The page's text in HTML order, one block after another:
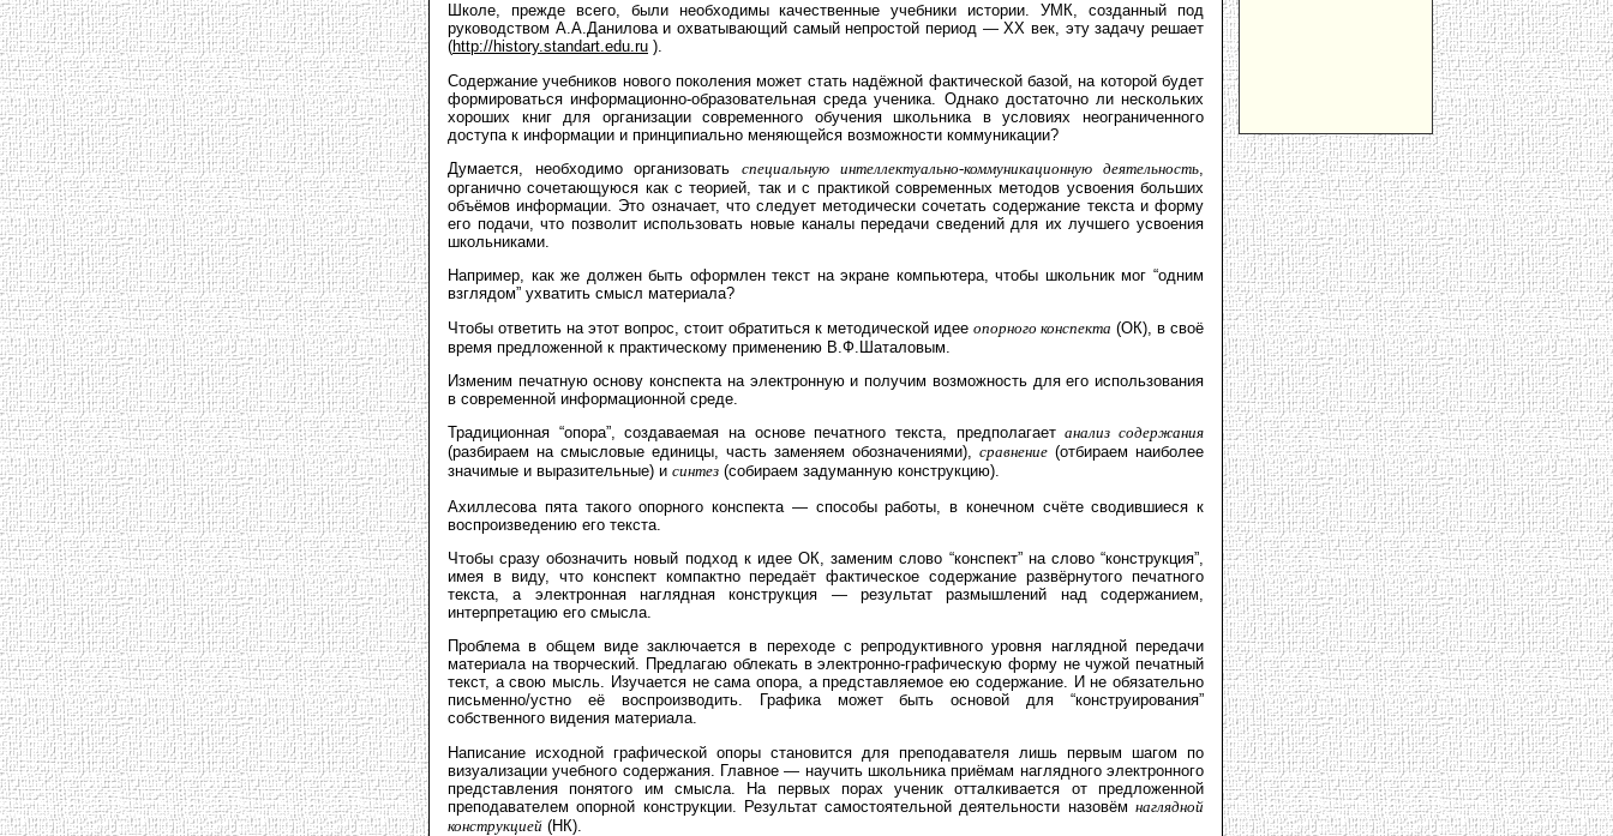
Школе, прежде всего, были необходимы качественные учебники истории. УМК, созданный под
руководством А.А.Данилова и охватывающий самый непростой период — XX век, эту задачу решает
(http://history.standart.edu.ru ).
Содержание учебников нового поколения может стать надёжной фактической базой, на которой будет
формироваться информационно-образовательная среда ученика. Однако достаточно ли нескольких
хороших книг для организации современного обучения школьника в условиях неограниченного
доступа к информации и принципиально меняющейся возможности коммуникации?
Думается, необходимо организовать специальную интеллектуально-коммуникационную деятельность,
органично сочетающуюся как с теорией, так и с практикой современных методов усвоения больших
объёмов информации. Это означает, что следует методически сочетать содержание текста и форму
его подачи, что позволит использовать новые каналы передачи сведений для их лучшего усвоения
школьниками.
Например, как же должен быть оформлен текст на экране компьютера, чтобы школьник мог “одним
взглядом” ухватить смысл материала?
Чтобы ответить на этот вопрос, стоит обратиться к методической идее опорного конспекта (ОК), в своё
время предложенной к практическому применению В.Ф.Шаталовым.
Изменим печатную основу конспекта на электронную и получим возможность для его использования
в современной информационной среде.
Традиционная “опора”, создаваемая на основе печатного текста, предполагаетанализ содержания
(разбираем на смысловые единицы, часть заменяем обозначениями), сравнение (отбираем наиболее
значимые и выразительные) и синтез (собираем задуманную конструкцию).
Ахиллесова пята такого опорного конспекта — способы работы, в конечном счёте сводившиеся к
воспроизведению его текста.
Чтобы сразу обозначить новый подход к идее ОК, заменим слово “конспект” на слово “конструкция”,
имея в виду, что конспект компактно передаёт фактическое содержание развёрнутого печатного
текста, а электронная наглядная конструкция — результат размышлений над содержанием,
интерпретацию его смысла.
Проблема в общем виде заключается в переходе с репродуктивного уровня наглядной передачи
материала на творческий. Предлагаю облекать в электронно-графическую форму не чужой печатный
текст, а свою мысль. Изучается не сама опора, а представляемое ею содержание. И не обязательно
письменно/устно её воспроизводить. Графика может быть основой для “конструирования”
собственного видения материала.
Написание исходной графической опоры становится для преподавателя лишь первым шагом по
визуализации учебного содержания. Главное — научить школьника приёмам наглядного электронного
представления понятого им смысла. На первых порах ученик отталкивается от предложенной
преподавателем опорной конструкции. Результат самостоятельной деятельности назовём наглядной
конструкцией (НК).